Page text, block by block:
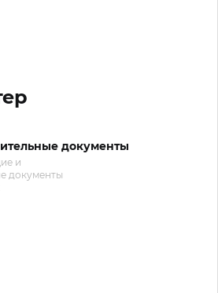
документы
и
документы